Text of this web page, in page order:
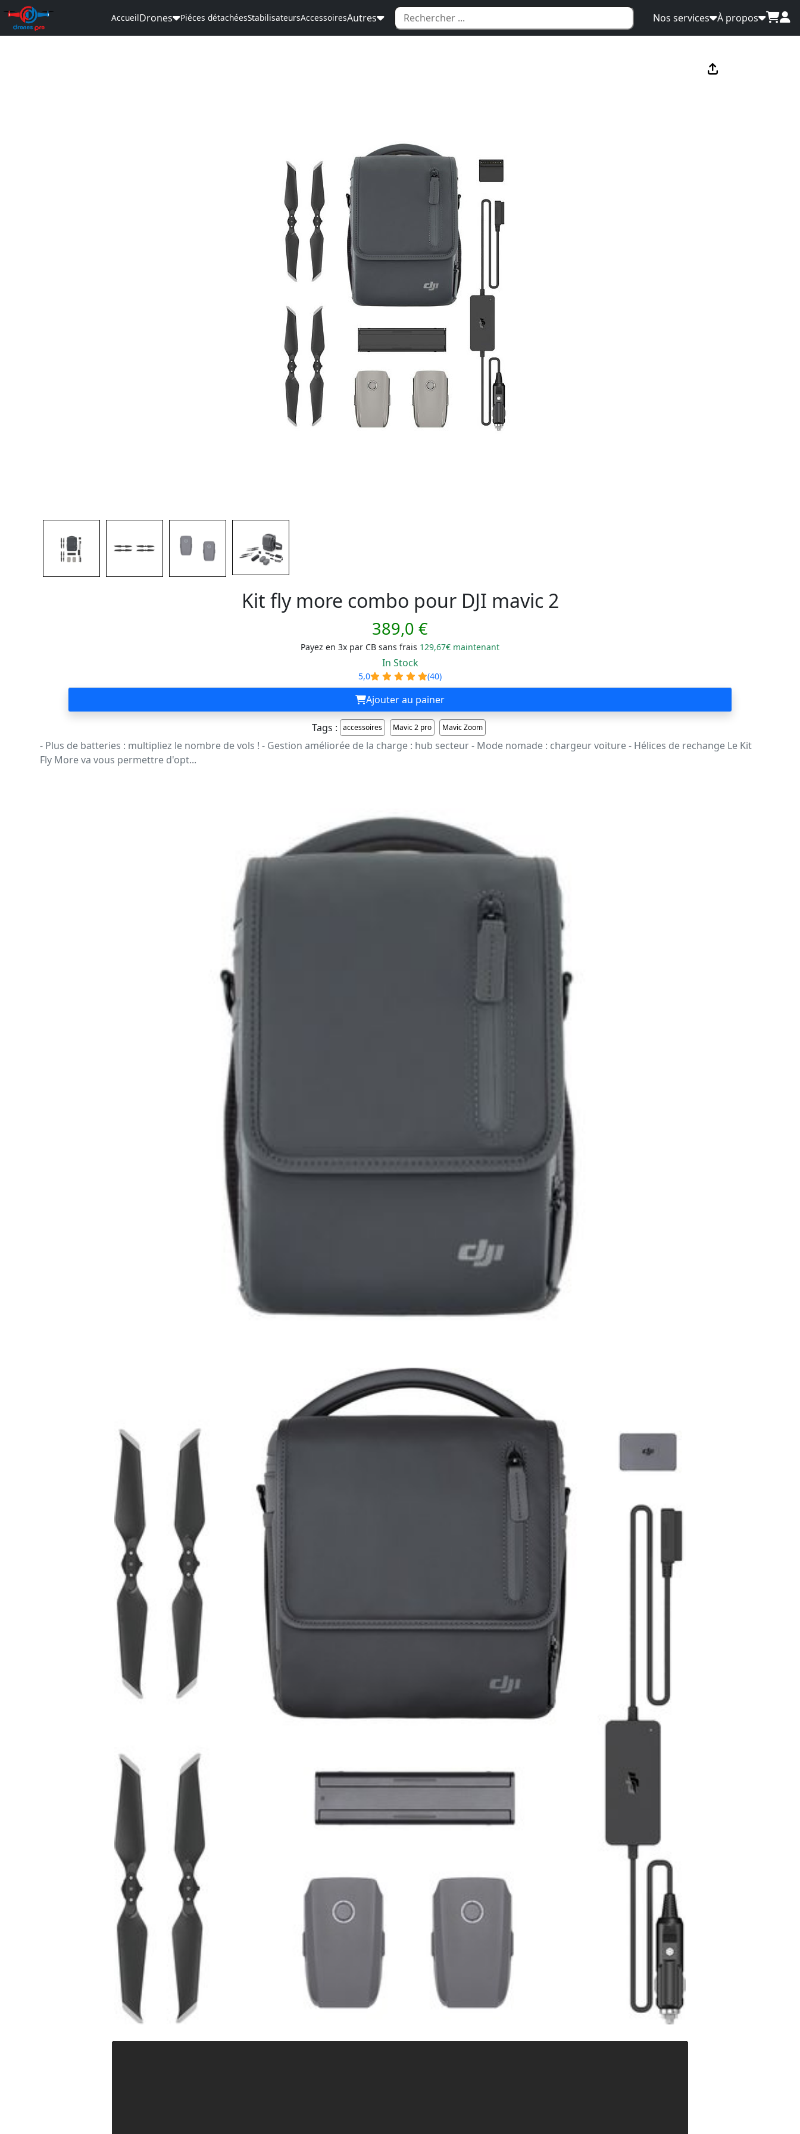
AccueilDrones Piéces détachéesStabilisateursAccessoiresAutres Nos services À propos
Kit fly more combo pour DJI mavic 2
389,0 €
Payez en 3x par CB sans frais 129,67€ maintenant
In Stock
5,0 (40)
Ajouter au painer
Tags : accessoires Mavic 2 pro Mavic Zoom
- Plus de batteries : multipliez le nombre de vols ! - Gestion améliorée de la charge : hub secteur - Mode nomade : chargeur voiture - Hélices de rechange Le Kit
Fly More va vous permettre d'opt...